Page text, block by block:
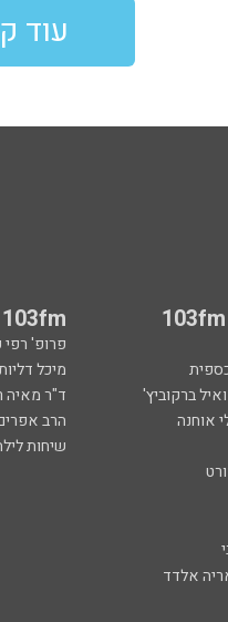
עוד
103fm מייעצים
פרופ' רפי
כספית
מיכל
ברקוביץ'
ד"ר מאיה
אוחנה
הרב
שיחות
אלדד